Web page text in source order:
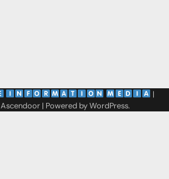
|
Ascendoor| Powered byWordPress.